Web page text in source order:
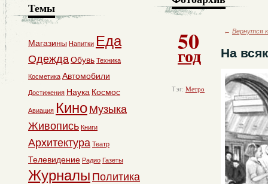
50
год
Тэг: Метро
← Вернутся
На
Темы
Магазины Напитки Еда
ОдеждаОбувь Техника
Косметика Автомобили
Достижения Наука Космос
Авиация Кино Музыка
Живопись Книги
Архитектура Театр
Телевидение Радио Газеты
Журналы Политика